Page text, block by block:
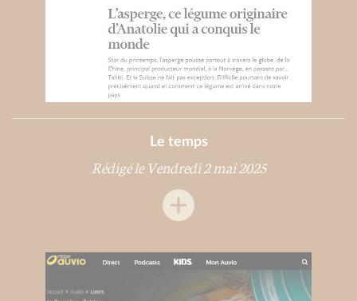
Le temps
Rédigé le Vendredi 2 mai 2025